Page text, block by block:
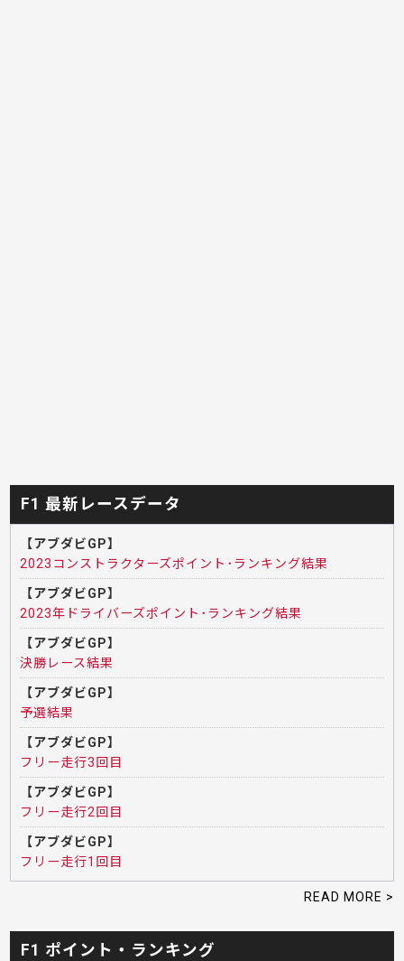
F1 最新レースデータ
【アブダビGP】
2023コンストラクターズポイント･ランキング結果
【アブダビGP】
2023年ドライバーズポイント･ランキング結果
【アブダビGP】
決勝レース結果
【アブダビGP】
予選結果
【アブダビGP】
フリー走行3回目
【アブダビGP】
フリー走行2回目
【アブダビGP】
フリー走行1回目
READ MORE >
F1 ポイント・ランキング